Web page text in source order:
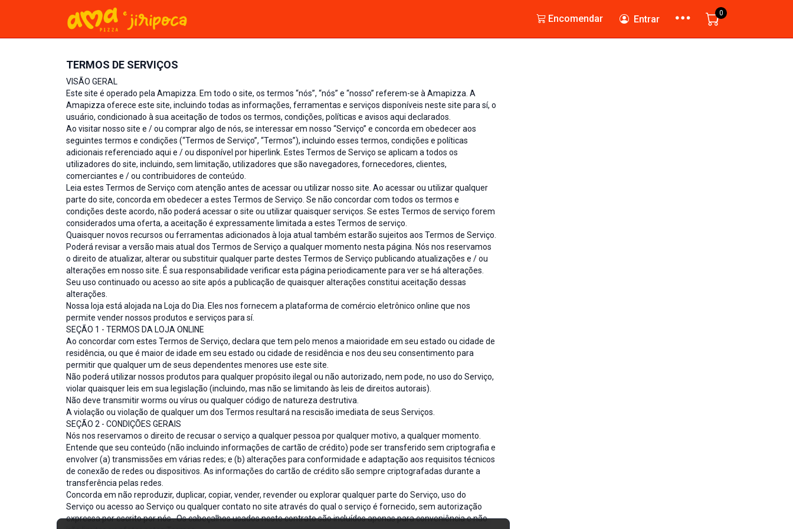
Encomendar Entrar
0
TERMOS DE SERVIÇOS
VISÃO GERAL
Este site é operado pela Amapizza. Em todo o site, os termos “nós”, “nós” e “nosso” referem-se à Amapizza. A
Amapizza oferece este site, incluindo todas as informações, ferramentas e serviços disponíveis neste site para sí, o
usuário, condicionado à sua aceitação de todos os termos, condições, políticas e avisos aqui declarados.
Ao visitar nosso site e / ou comprar algo de nós, se interessar em nosso “Serviço” e concorda em obedecer aos
seguintes termos e condições (“Termos de Serviço”, “Termos”), incluindo esses termos, condições e políticas
adicionais referenciado aqui e / ou disponível por hiperlink. Estes Termos de Serviço se aplicam a todos os
utilizadores do site, incluindo, sem limitação, utilizadores que são navegadores, fornecedores, clientes,
comerciantes e / ou contribuidores de conteúdo.
Leia estes Termos de Serviço com atenção antes de acessar ou utilizar nosso site. Ao acessar ou utilizar qualquer
parte do site, concorda em obedecer a estes Termos de Serviço. Se não concordar com todos os termos e
condições deste acordo, não poderá acessar o site ou utilizar quaisquer serviços. Se estes Termos de serviço forem
considerados uma oferta, a aceitação é expressamente limitada a estes Termos de serviço.
Quaisquer novos recursos ou ferramentas adicionados à loja atual também estarão sujeitos aos Termos de Serviço.
Poderá revisar a versão mais atual dos Termos de Serviço a qualquer momento nesta página. Nós nos reservamos
o direito de atualizar, alterar ou substituir qualquer parte destes Termos de Serviço publicando atualizações e / ou
alterações em nosso site. É sua responsabilidade verificar esta página periodicamente para ver se há alterações.
Seu uso continuado ou acesso ao site após a publicação de quaisquer alterações constitui aceitação dessas
alterações.
Nossa loja está alojada na Loja do Dia. Eles nos fornecem a plataforma de comércio eletrônico online que nos
permite vender nossos produtos e serviços para sí.
SEÇÃO 1 - TERMOS DA LOJA ONLINE
Ao concordar com estes Termos de Serviço, declara que tem pelo menos a maioridade em seu estado ou cidade de
residência, ou que é maior de idade em seu estado ou cidade de residência e nos deu seu consentimento para
permitir que qualquer um de seus dependentes menores use este site.
Não poderá utilizar nossos produtos para qualquer propósito ilegal ou não autorizado, nem pode, no uso do Serviço,
violar quaisquer leis em sua legislação (incluindo, mas não se limitando às leis de direitos autorais).
Não deve transmitir worms ou vírus ou qualquer código de natureza destrutiva.
A violação ou violação de qualquer um dos Termos resultará na rescisão imediata de seus Serviços.
SEÇÃO 2 - CONDIÇÕES GERAIS
Nós nos reservamos o direito de recusar o serviço a qualquer pessoa por qualquer motivo, a qualquer momento.
Entende que seu conteúdo (não incluindo informações de cartão de crédito) pode ser transferido sem criptografia e
envolver (a) transmissões em várias redes; e (b) alterações para conformidade e adaptação aos requisitos técnicos
de conexão de redes ou dispositivos. As informações do cartão de crédito são sempre criptografadas durante a
transferência pelas redes.
Concorda em não reproduzir, duplicar, copiar, vender, revender ou explorar qualquer parte do Serviço, uso do
Serviço ou acesso ao Serviço ou qualquer contato no site através do qual o serviço é fornecido, sem autorização
expressa por escrito por nós . Os cabeçalhos usados neste contrato são incluídos apenas para conveniência e não